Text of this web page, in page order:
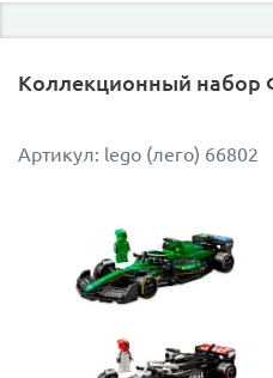
Коллекционный набор
Артикул: lego (лего) 66802